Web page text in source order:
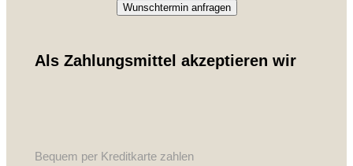
Wunschtermin anfragen
Als Zahlungsmittel akzeptieren wir
Bequem per Kreditkarte zahlen